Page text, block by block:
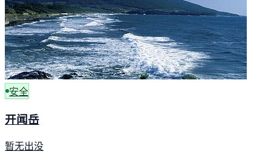
安全
开闻岳
暂无出没